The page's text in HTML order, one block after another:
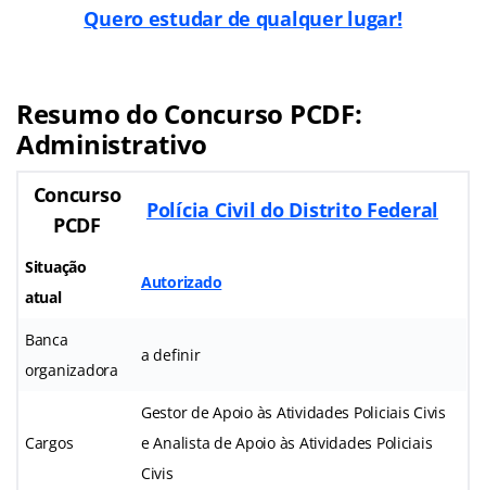
Quero estudar de qualquer lugar!
Resumo do Concurso PCDF:
Administrativo
Concurso
PCDF
Polícia Civil do Distrito Federal
Situação
atual
Autorizado
Banca
organizadora
a definir
Cargos
Gestor de Apoio às Atividades Policiais Civis
e Analista de Apoio às Atividades Policiais
Civis